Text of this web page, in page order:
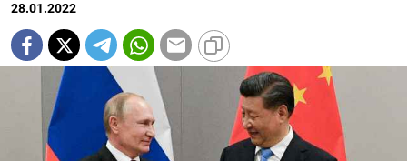
28.01.2022